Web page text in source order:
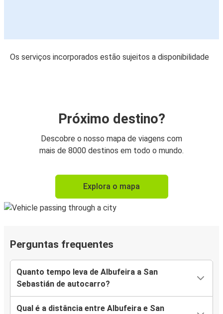
Os serviços incorporados estão sujeitos a disponibilidade
Próximo destino?
Descobre o nosso mapa de viagens com
mais de 8000 destinos em todo o mundo.
Explora o mapa
Perguntas frequentes
Quanto tempo leva de Albufeira a San
Sebastián de autocarro?
Qual é a distância entre Albufeira e San